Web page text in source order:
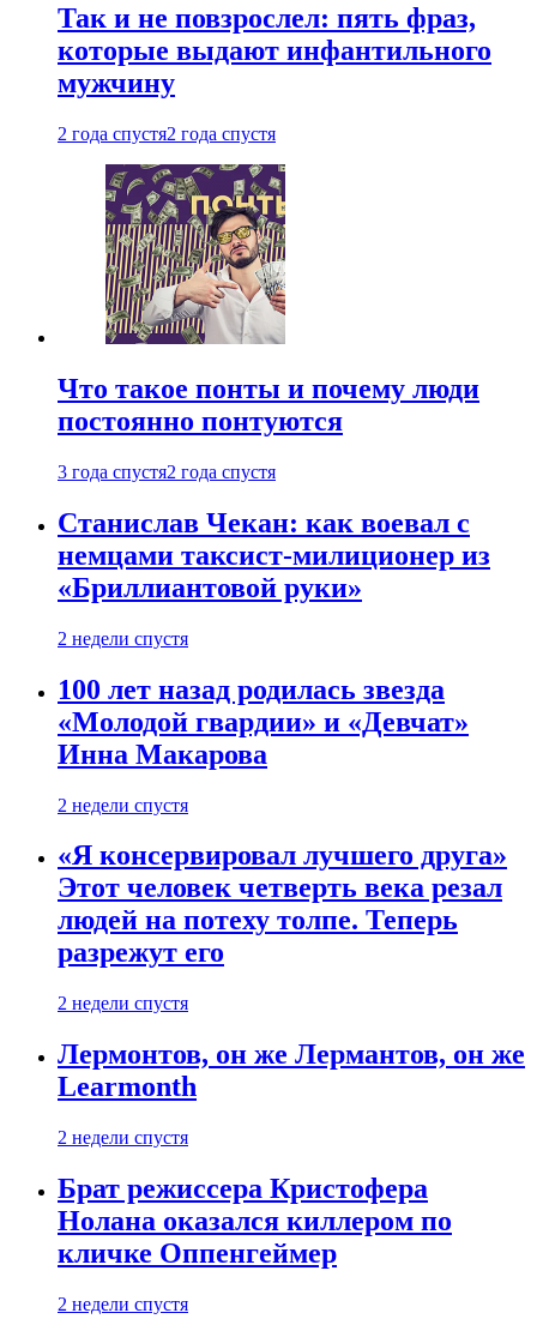
Так и не повзрослел: пять фраз,
которые выдают инфантильного
мужчину
2 года спустя2 года спустя
Что такое понты и почему люди
постоянно понтуются
3 года спустя2 года спустя
Станислав Чекан: как воевал с
немцами таксист-милиционер из
«Бриллиантовой руки»
2 недели спустя
100 лет назад родилась звезда
«Молодой гвардии» и «Девчат»
Инна Макарова
2 недели спустя
«Я консервировал лучшего друга»
Этот человек четверть века резал
людей на потеху толпе. Теперь
разрежут его
2 недели спустя
Лермонтов, он же Лермантов, он же
Learmonth
2 недели спустя
Брат режиссера Кристофера
Нолана оказался киллером по
кличке Оппенгеймер
2 недели спустя